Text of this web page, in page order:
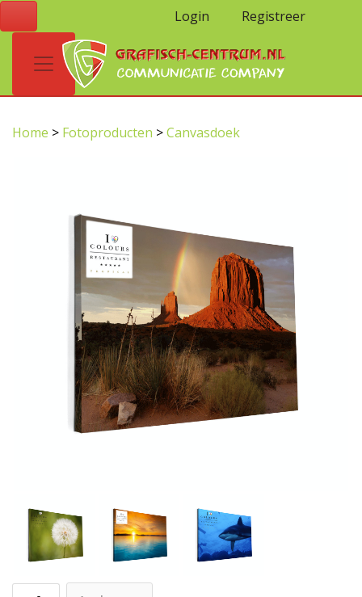
Login Registreer
Home > Fotoproducten >Canvasdoek